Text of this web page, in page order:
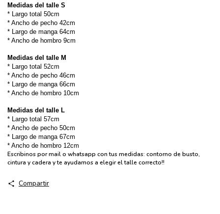
Medidas del talle S
* Largo total 50cm
* Ancho de pecho 42cm
* Largo de manga 64cm
* Ancho de hombro 9cm
Medidas del talle M
* Largo total 52cm
* Ancho de pecho 46cm
* Largo de manga 66cm
* Ancho de hombro 10cm
Medidas del talle L
* Largo total 57cm
* Ancho de pecho 50cm
* Largo de manga 67cm
* Ancho de hombro 12cm
Escribinos por mail o whatsapp con tus medidas: contorno de busto,
cintura y cadera y te ayudamos a elegir el talle correcto!!
Compartir